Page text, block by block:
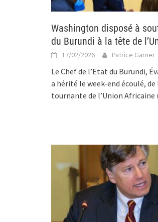
Washington disposé à
du Burundi à la tête de
17/02/2026 Patrice Garner
Le Chef de l’Etat du Burundi,
a hérité le week-end écoulé, de
tournante de l’Union Africaine